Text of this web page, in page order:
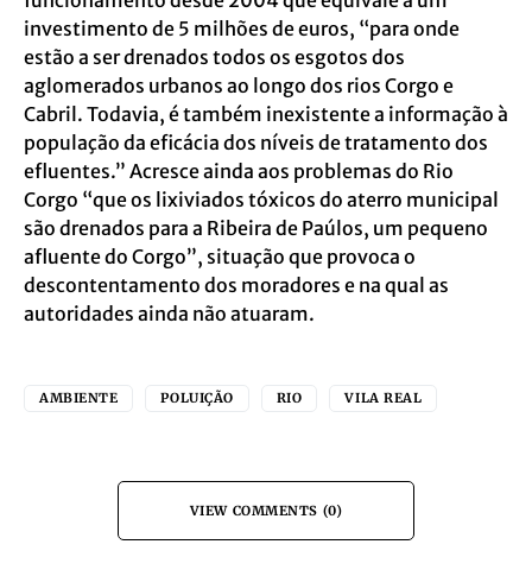
investimento de 5 milhões de euros, “para onde
estão a ser drenados todos os esgotos dos
aglomerados urbanos ao longo dos rios Corgo e
Cabril. Todavia, étambém inexistente a informação à
população da eficácia dos níveis de tratamento dos
efluentes.” Acresce ainda aos problemas do Rio
Corgo “que os lixiviados tóxicos do aterro municipal
são drenados para a Ribeira de Paúlos, um pequeno
afluente do Corgo”, situação que provoca o
descontentamento dos moradores e na qual as
autoridades ainda não atuaram.
AMBIENTE POLUIÇÃO RIO VILA REAL
VIEW COMMENTS (0)